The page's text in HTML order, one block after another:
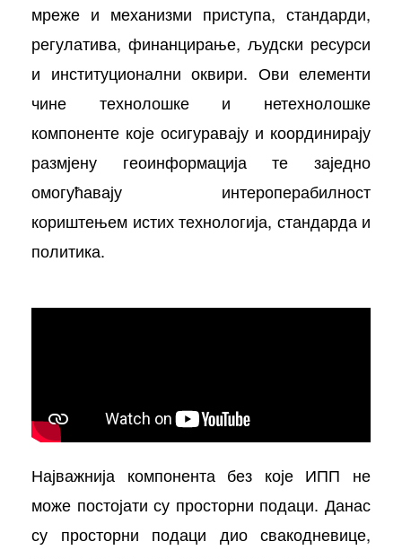
мреже и механизми приступа, стандарди,
регулатива, финанцирање, људски ресурси
и институционални оквири. Ови елементи
чине технолошке и нетехнолошке
компоненте које осигуравају и координирају
размјену геоинформација те заједно
омогућавају интероперабилност
кориштењем истих технологија, стандарда и
политика.
Најважнија компонента без које ИПП не
може постојати су просторни подаци. Данас
су просторни подаци дио свакодневице,